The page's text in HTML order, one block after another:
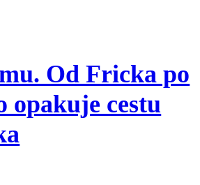
Od Fricka po
opakuje cestu